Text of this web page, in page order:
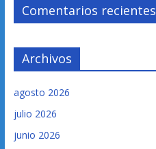
Comentarios recientes
Archivos
agosto 2026
julio 2026
junio 2026